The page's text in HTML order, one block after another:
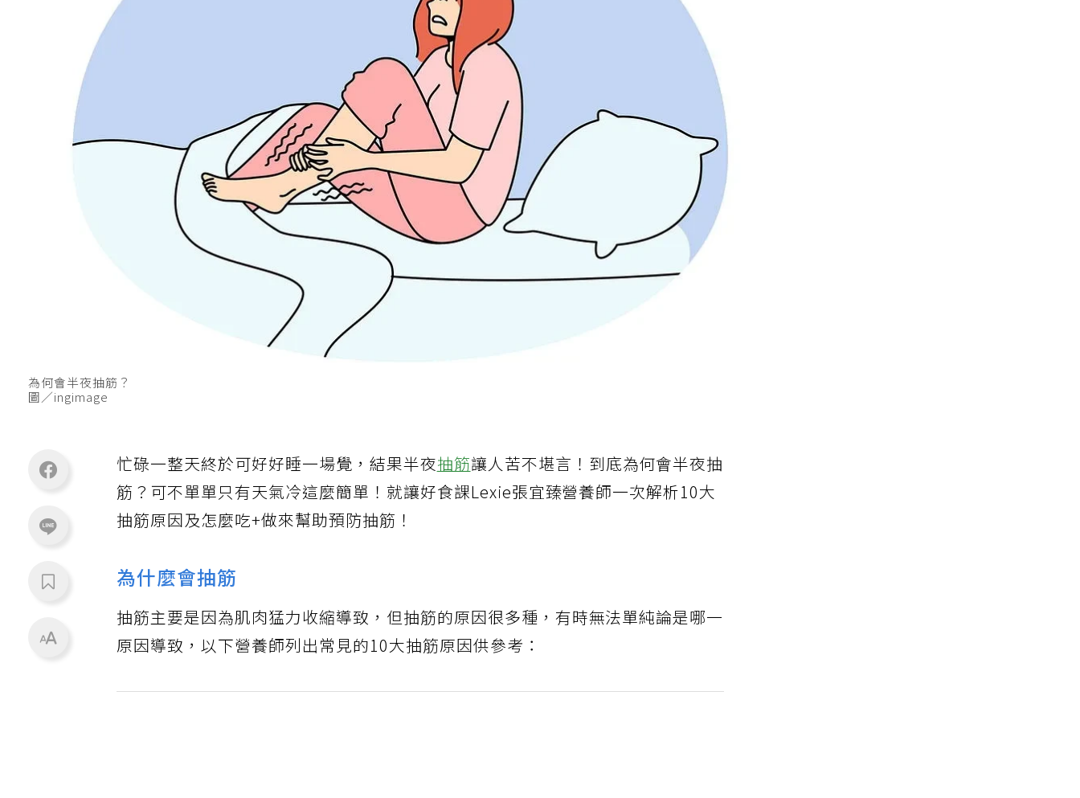
為何會半夜抽筋？
圖／ingimage
忙碌一整天終於可好好睡一場覺，結果半夜抽筋讓人苦不堪言！到底為何會半夜抽
筋？可不單單只有天氣冷這麼簡單！就讓好食課Lexie張宜臻營養師一次解析10大
抽筋原因及怎麼吃+做來幫助預防抽筋！
為什麼會抽筋
抽筋主要是因為肌肉猛力收縮導致，但抽筋的原因很多種，有時無法單純論是哪一
原因導致，以下營養師列出常見的10大抽筋原因供參考：